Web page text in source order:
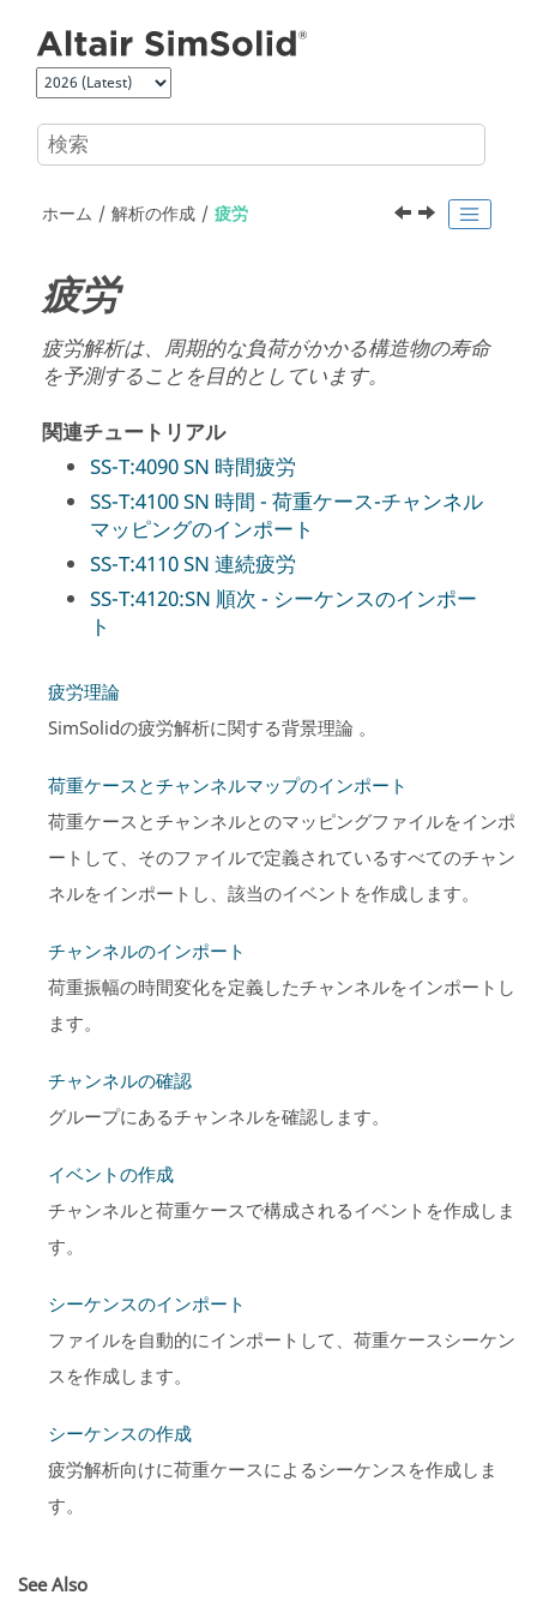
ホーム 解析の作成 疲労
疲労
疲労解析は、周期的な負荷がかかる構造物の寿命
を予測することを目的としています。
関連チュートリアル
SS-T:4090 SN 時間疲労
SS-T:4100 SN 時間 - 荷重ケース-チャンネル
マッピングのインポート
SS-T:4110 SN 連続疲労
SS-T:4120:SN 順次 - シーケンスのインポー
ト
疲労理論
SimSolidの疲労解析に関する背景理論 。
荷重ケースとチャンネルマップのインポート
荷重ケースとチャンネルとのマッピングファイルをインポ
ートして、そのファイルで定義されているすべてのチャン
ネルをインポートし、該当のイベントを作成します。
チャンネルのインポート
荷重振幅の時間変化を定義したチャンネルをインポートし
ます。
チャンネルの確認
グループにあるチャンネルを確認します。
イベントの作成
チャンネルと荷重ケースで構成されるイベントを作成しま
す。
シーケンスのインポート
ファイルを自動的にインポートして、荷重ケースシーケン
スを作成します。
シーケンスの作成
疲労解析向けに荷重ケースによるシーケンスを作成しま
す。
See Also